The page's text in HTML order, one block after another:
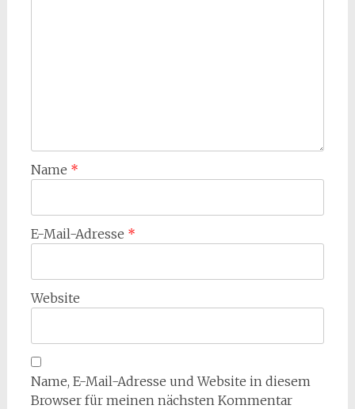
Name *
E-Mail-Adresse *
Website
Name, E-Mail-Adresse und Website in diesem
Browser für meinen nächsten Kommentar